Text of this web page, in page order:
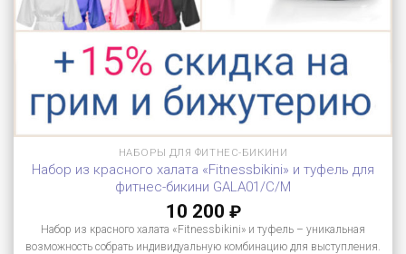
НАБОРЫ ДЛЯ ФИТНЕС-БИКИНИ
Набор из красного халата «Fitnessbikini» и туфель для
фитнес-бикини GALA01/C/M
10 200 ₽
Набор из красного халата «Fitnessbikini» и туфель – уникальная
возможность собрать индивидуальную комбинацию для выступления.